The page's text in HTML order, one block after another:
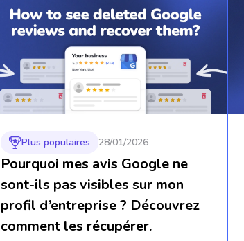
Plus populaires 28/01/2026
Pourquoi mes avis Google ne
sont-ils pas visibles sur mon
profil d’entreprise ? Découvrez
comment les récupérer.